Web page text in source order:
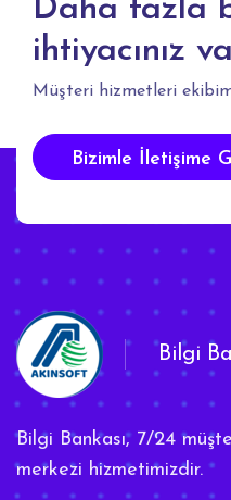
Daha fazla
ihtiyacınız
Müşteri hizmetleri
Bizimle İletişime
Bilgi
Bilgi Bankası, 7/24
merkezi hizmetimizdir.